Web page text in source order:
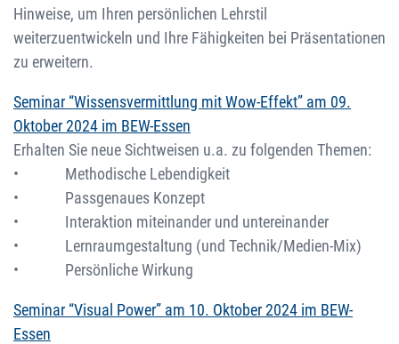
Hinweise, um Ihren persönlichen Lehrstil
weiterzuentwickeln und Ihre Fähigkeiten bei Präsentationen
zu erweitern.
Seminar “Wissensvermittlung mit Wow-Effekt” am 09.
Oktober 2024 im BEW-Essen
Erhalten Sie neue Sichtweisen u.a. zu folgenden Themen:
• Methodische Lebendigkeit
• Passgenaues Konzept
• Interaktion miteinander und untereinander
• Lernraumgestaltung (und Technik/Medien-Mix)
• Persönliche Wirkung
Seminar “Visual Power” am 10. Oktober 2024 im BEW-
Essen